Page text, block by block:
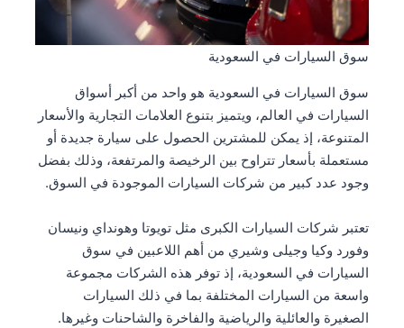
سوق السيارات في السعودية
سوق السيارات في السعودية هو واحد من أكبر أسواق
السيارات في العالم، ويتميز بتنوع العلامات التجارية والأسعار
المتنوعة، إذ يمكن للمشترين الحصول على سيارة جديدة أو
مستعملة بأسعار تتراوح بين الرخيصة والمرتفعة، وذلك بفضل
وجود عدد كبير من شركات السيارات الموجودة في السوق.
تعتبر شركات السيارات الكبرى مثل تويوتا وهونداي ونيسان
وفورد وكيا وجيلى وشيري من أهم اللاعبين في سوق
السيارات في السعودية، إذ توفر هذه الشركات مجموعة
واسعة من السيارات المختلفة بما في ذلك السيارات
الصغيرة والعائلية والرياضية والفاخرة والشاحنات وغيرها.